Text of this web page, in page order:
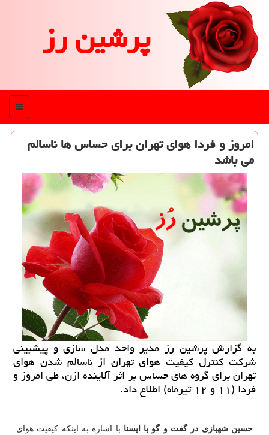
پرشین رز
منو
امروز و فردا هوای تهران برای حساس ها ناسالم
می باشد
به گزارش پرشین رز مدیر واحد مدل سازی و پیشبینی
شركت كنترل كیفیت هوای تهران از ناسالم شدن هوای
تهران برای گروه های حساس بر اثر آلاینده ازن، طی امروز و
فردا (۱۱ و ۱۲ تیرماه) اطلاع داد.
حسین شهبازی در گفت و گو با ایسنا با اشاره به اینكه كیفیت هوای